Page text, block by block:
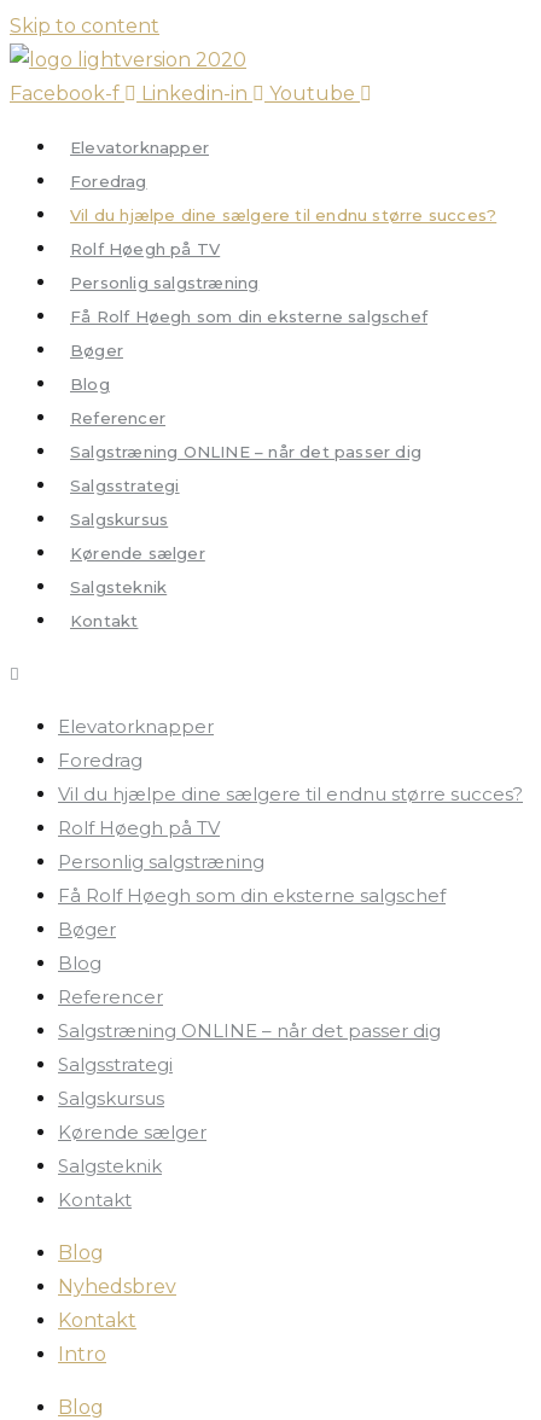
Skip to content
Facebook-f Linkedin-in Youtube
Elevatorknapper
Foredrag
Vil du hjælpe dine sælgere til endnu større succes?
Rolf Høegh på TV
Personlig salgstræning
Få Rolf Høegh som din eksterne salgschef
Bøger
Blog
Referencer
Salgstræning ONLINE – når det passer dig
Salgsstrategi
Salgskursus
Kørende sælger
Salgsteknik
Kontakt
Elevatorknapper
Foredrag
Vil du hjælpe dine sælgere til endnu større succes?
Rolf Høegh på TV
Personlig salgstræning
Få Rolf Høegh som din eksterne salgschef
Bøger
Blog
Referencer
Salgstræning ONLINE – når det passer dig
Salgsstrategi
Salgskursus
Kørende sælger
Salgsteknik
Kontakt
Blog
Nyhedsbrev
Kontakt
Intro
Blog